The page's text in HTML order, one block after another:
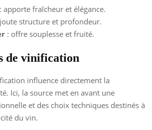
: apporte fraîcheur et élégance.
structure et profondeur.
: offre souplesse et fruité.
de vinification
influence directement la
Ici, la source met en avant une
et des choix techniques destinés à
du vin.